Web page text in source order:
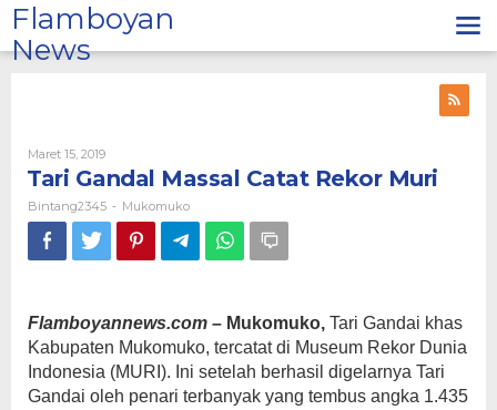
Lewati
ke
konten
Flamboyan
News
Maret 15, 2019Oleh
Bintang2345
Tari Gandal Massal Catat Rekor Muri
Bintang2345 - Mukomuko
Flamboyannews.com – Mukomuko, Tari Gandai khas
Kabupaten Mukomuko, tercatat di Museum Rekor Dunia
Indonesia (MURI). Ini setelah berhasil digelarnya Tari
Gandai oleh penari terbanyak yang tembus angka 1.435